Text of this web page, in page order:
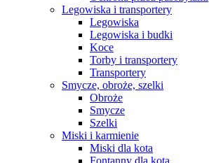
Legowiska i transportery
Legowiska
Legowiska i budki
Koce
Torby i transportery
Transportery
Smycze, obroże, szelki
Obroże
Smycze
Szelki
Miski i karmienie
Miski dla kota